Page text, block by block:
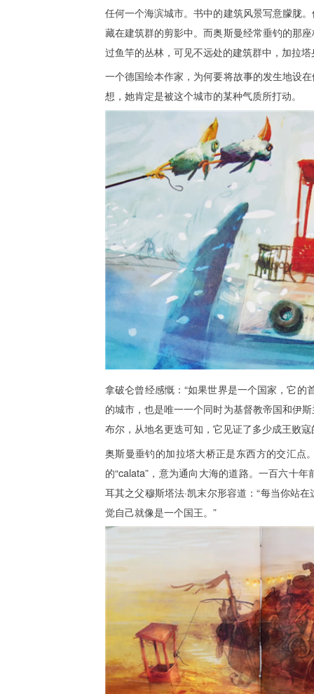
任何一个海滨城市。书中的建筑风景写意朦胧
藏在建筑群的剪影中。而奥斯曼经常垂钓的那
过鱼竿的丛林，可见不远处的建筑群中，加拉
一个德国绘本作家，为何要将故事的发生地设
想，她肯定是被这个城市的某种气质所打动。
拿破仑曾经感慨：“如果世界是一个国家，它
的城市，也是唯一一个同时为基督教帝国和伊
布尔，从地名更迭可知，它见证了多少成王败
奥斯曼垂钓的加拉塔大桥正是东西方的交汇点
的“calata”，意为通向大海的道路。一百六十
耳其之父穆斯塔法·凯末尔形容道：“每当你站
觉自己就像是一个国王。”